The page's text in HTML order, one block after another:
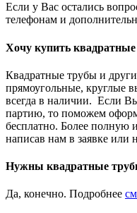
Если у Вас остались
телефонам и
Хочу купить
Квадратные трубы и
прямоугольные, круглые
всегда в наличии. Если
партию, то поможем
бесплатно. Более
написав нам в заявке или
Нужны квадратные
Да, конечно. Подробнее